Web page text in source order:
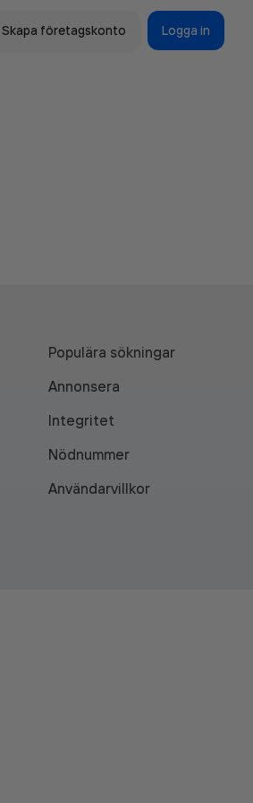
Skapa företagskonto Logga in
Populära sökningar
Annonsera
Integritet
Nödnummer
Användarvillkor